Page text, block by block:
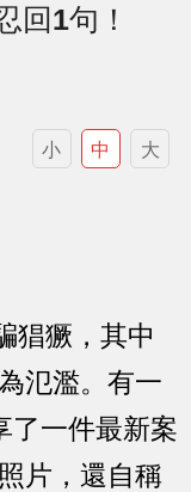
回1句！
小 中 大
猖獗，其中
氾濫。有一
了一件最新案
片，還自稱